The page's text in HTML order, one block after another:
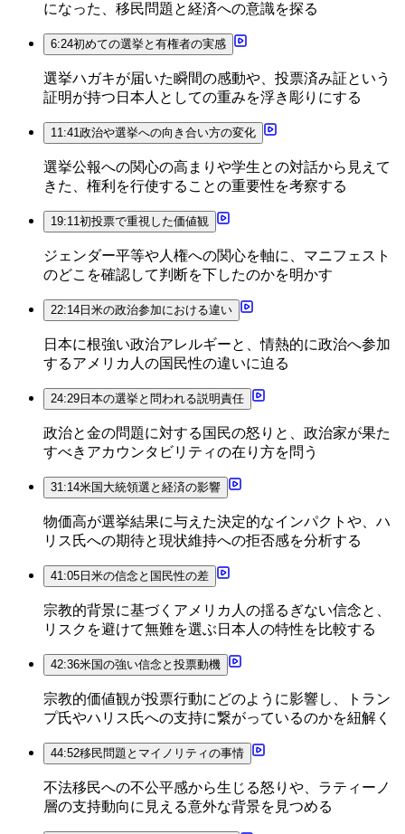
になった、移民問題と経済への意識を探る
6:24初めての選挙と有権者の実感
選挙ハガキが届いた瞬間の感動や、投票済み証という
証明が持つ日本人としての重みを浮き彫りにする
11:41政治や選挙への向き合い方の変化
選挙公報への関心の高まりや学生との対話から見えて
きた、権利を行使することの重要性を考察する
19:11初投票で重視した価値観
ジェンダー平等や人権への関心を軸に、マニフェスト
のどこを確認して判断を下したのかを明かす
22:14 日米の政治参加における違い
日本に根強い政治アレルギーと、情熱的に政治へ参加
するアメリカ人の国民性の違いに迫る
24:29 日本の選挙と問われる説明責任
政治と金の問題に対する国民の怒りと、政治家が果た
すべきアカウンタビリティの在り方を問う
31:14米国大統領選と経済の影響
物価高が選挙結果に与えた決定的なインパクトや、ハ
リス氏への期待と現状維持への拒否感を分析する
41:05 日米の信念と国民性の差
宗教的背景に基づくアメリカ人の揺るぎない信念と、
リスクを避けて無難を選ぶ日本人の特性を比較する
42:36米国の強い信念と投票動機
宗教的価値観が投票行動にどのように影響し、トラン
プ氏やハリス氏への支持に繋がっているのかを紐解く
44:52移民問題とマイノリティの事情
不法移民への不公平感から生じる怒りや、ラティーノ
層の支持動向に見える意外な背景を見つめる